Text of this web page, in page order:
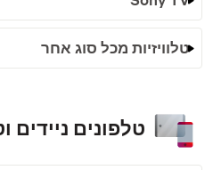
טלוויזיות מכל סוג אחר
טלפונים ניידים